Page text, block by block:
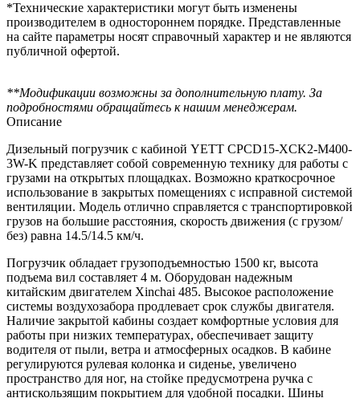
*Технические характеристики могут быть изменены
производителем в одностороннем порядке. Представленные
на сайте параметры носят справочный характер и не являются
публичной офертой.
**Модификации возможны за дополнительную плату. За
подробностями обращайтесь к нашим менеджерам.
Описание
Дизельный погрузчик с кабиной YETT CPCD15-XCK2-M400-
3W-K представляет собой современную технику для работы с
грузами на открытых площадках. Возможно краткосрочное
использование в закрытых помещениях с исправной системой
вентиляции. Модель отлично справляется с транспортировкой
грузов на большие расстояния, скорость движения (с грузом/
без) равна 14.5/14.5 км/ч.
Погрузчик обладает грузоподъемностью 1500 кг, высота
подъема вил составляет 4 м. Оборудован надежным
китайским двигателем Xinchai 485. Высокое расположение
системы воздухозабора продлевает срок службы двигателя.
Наличие закрытой кабины создает комфортные условия для
работы при низких температурах, обеспечивает защиту
водителя от пыли, ветра и атмосферных осадков. В кабине
регулируются рулевая колонка и сиденье, увеличено
пространство для ног, на стойке предусмотрена ручка с
антискользящим покрытием для удобной посадки. Шины